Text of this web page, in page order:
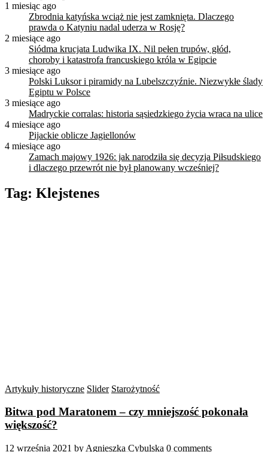
1 miesiąc ago
Zbrodnia katyńska wciąż nie jest zamknięta. Dlaczego
prawda o Katyniu nadal uderza w Rosję?
2 miesiące ago
Siódma krucjata Ludwika IX. Nil pełen trupów, głód,
choroby i katastrofa francuskiego króla w Egipcie
3 miesiące ago
Polski Luksor i piramidy na Lubelszczyźnie. Niezwykłe ślady
Egiptu w Polsce
3 miesiące ago
Madryckie corralas: historia sąsiedzkiego życia wraca na ulice
4 miesiące ago
Pijackie oblicze Jagiellonów
4 miesiące ago
Zamach majowy 1926: jak narodziła się decyzja Piłsudskiego
i dlaczego przewrót nie był planowany wcześniej?
Tag: Klejstenes
Artykuły historyczne Slider Starożytność
Bitwa pod Maratonem – czy mniejszość pokonała
większość?
12 września 2021 by Agnieszka Cybulska 0 comments